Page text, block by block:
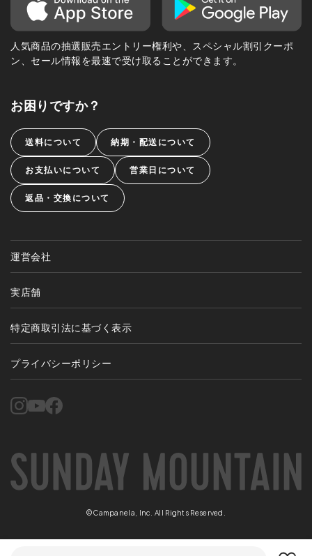
人気商品の抽選販売エントリー権利や、スペシャル割引クーポ
ン、セール情報を最速で受け取ることができます。
お困りですか？
送料について 納期・配送について
お支払いについて 営業日について
返品・交換について
運営会社
実店舗
特定商取引法に基づく表示
プライバシーポリシー
©Campanela, Inc. All Rights Reserved.